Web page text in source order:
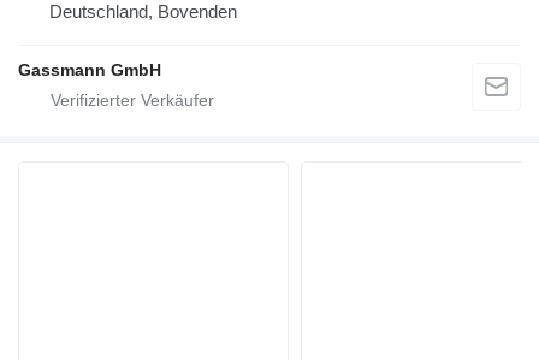
Deutschland, Bovenden
Gassmann GmbH